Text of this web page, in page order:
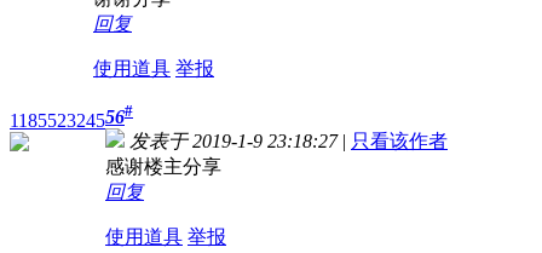
回复
使用道具 举报
118552324556#
发表于 2019-1-9 23:18:27 | 只看该作者
感谢楼主分享
回复
使用道具 举报